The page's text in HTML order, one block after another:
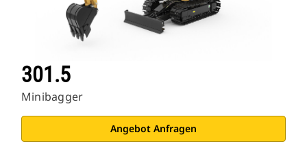
301.5
Minibagger
Angebot Anfragen